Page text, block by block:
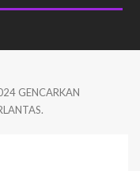
GENCARKAN